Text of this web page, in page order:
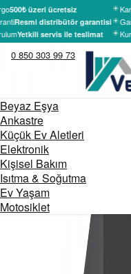
500₺ üzeri ücretsiz
Resmi distribütör garantisi
Yetkili servis ile teslimat
0 850 303 99 73
Beyaz Eşya
Ankastre
Küçük Ev Aletleri
Elektronik
Kişisel Bakım
Isıtma & Soğutma
Ev Yaşam
Motosiklet